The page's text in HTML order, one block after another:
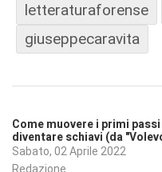
letteraturaforense
giuseppecaravita
Come muovere i primi
diventare schiavi (da
Sabato, 02 Aprile 2022
Redazione